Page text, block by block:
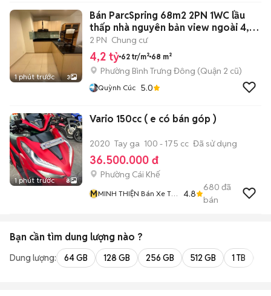
1 phút trước 3
Bán ParcSpring 68m2 2PN 1WC lầu
thấp nhà nguyên bản view ngoài 4,2
tỷ
2 PN Chung cư
4,2 tỷ 62 tr/m² 68 m²
Phường Bình Trưng Đông (Quận 2 cũ)
Quỳnh Cúc 5.0
1 phút trước 8
Vario 150cc ( e có bán góp )
2020 Tay ga 100 - 175 cc Đã sử dụng
36.500.000 đ
Phường Cái Khế
MMINH THIỆN Bán Xe Trả
4.8
680 đã
bán
Bạn cần tìm dung lượng nào ?
Dung lượng: 64 GB 128 GB 256 GB 512 GB 1 TB